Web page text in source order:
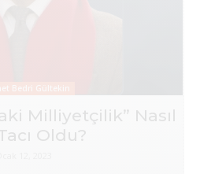
Bedri Gültekin
Milliyetçilik” Nasıl
Oldu?